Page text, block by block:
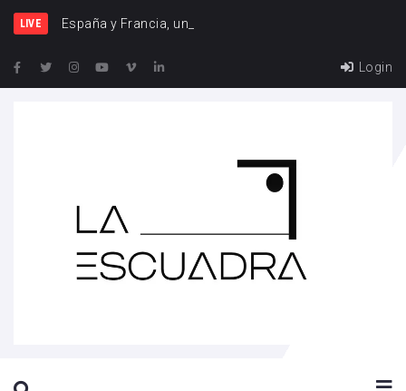
LIVE España y Francia, una rivalidad que vuelve a cruzarse
Login